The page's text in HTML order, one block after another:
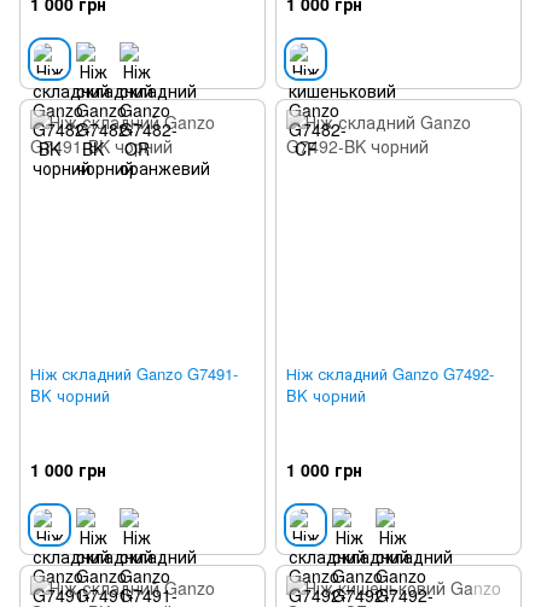
Ніж складний Ganzo G7491-
BK чорний
1 000 грн
Ніж складний Ganzo G7492-
BK чорний
1 000 грн